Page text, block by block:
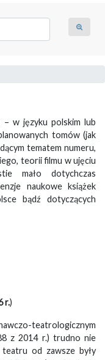
– w języku polskim lub
tomów (jak
tematem numeru,
teorii filmu w ujęciu
mało dotychczas
naukowe książek
bądź dotyczących
r.)
teatrologicznym
z 2014 r.) trudno nie
od zawsze były